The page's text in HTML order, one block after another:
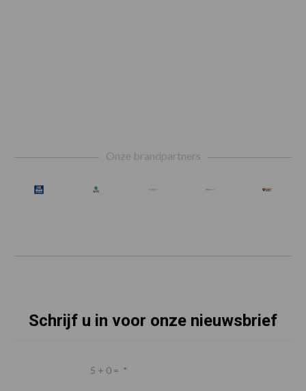
Onze brandpartners
Schrijf u in voor onze nieuwsbrief
5 + 0 = *